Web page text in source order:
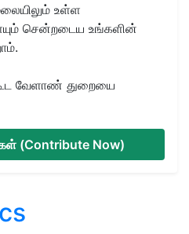
உள்ள
சென்றடைய உங்களின்
வேளாண் துறையை
(Contribute Now)